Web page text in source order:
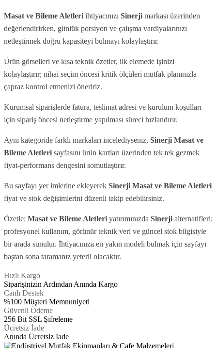
Masat ve Bileme Aletleri ihtiyacınızı Sinerji markası üzerinden
değerlendirirken, günlük porsiyon ve çalışma vardiyalarınızı
netleştirmek doğru kapasiteyi bulmayı kolaylaştırır.
Ürün görselleri ve kısa teknik özetler, ilk elemede işinizi
kolaylaştırır; nihai seçim öncesi kritik ölçüleri mutfak planınızla
çapraz kontrol etmenizi öneririz.
Kurumsal siparişlerde fatura, teslimat adresi ve kurulum koşulları
için sipariş öncesi netleştirme yapılması süreci hızlandırır.
Aynı kategoride farklı markaları incelediyseniz, Sinerji Masat ve
Bileme Aletleri sayfasını ürün kartları üzerinden tek tek gezmek
fiyat-performans dengesini somutlaştırır.
Bu sayfayı yer imlerine ekleyerek Sinerji Masat ve Bileme Aletleri
fiyat ve stok değişimlerini düzenli takip edebilirsiniz.
Özetle: Masat ve Bileme Aletleri yatırımınızda Sinerji alternatifleri;
profesyonel kullanım, görünür teknik veri ve güncel stok bilgisiyle
bir arada sunulur. İhtiyacınıza en yakın modeli bulmak için sayfayı
baştan sona taramanız yeterli olacaktır.
Hızlı Kargo
Siparişinizin Ardından Anında Kargo
Canlı Destek
%100 Müşteri Memnuniyeti
Güvenli Ödeme
256 Bit SSL Şifreleme
Ücretsiz İade
Anında Ücretsiz İade